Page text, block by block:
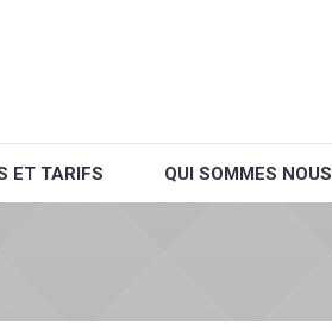
ET TARIFS QUI SOMMES NOUS